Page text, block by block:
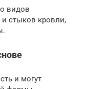
видов
стыков кровли,
и могут